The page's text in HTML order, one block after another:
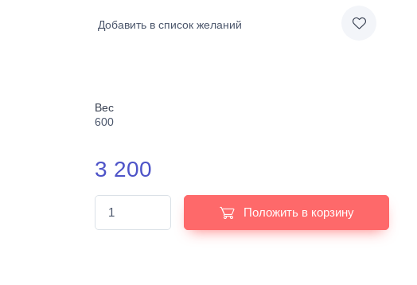
Добавить в список желаний
Вес
600
3 200
Положить в корзину